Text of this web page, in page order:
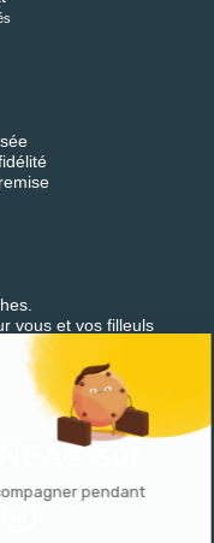
pendant
vous et vos filleuls
sur